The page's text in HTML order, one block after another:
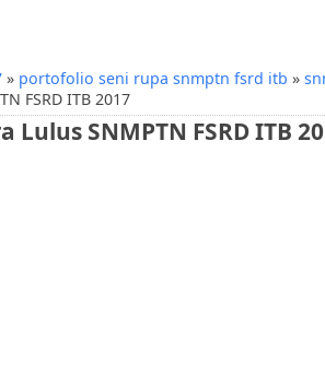
» portofolio seni rupa snmptn fsrd itb »
FSRD ITB 2017
Lulus SNMPTN FSRD ITB